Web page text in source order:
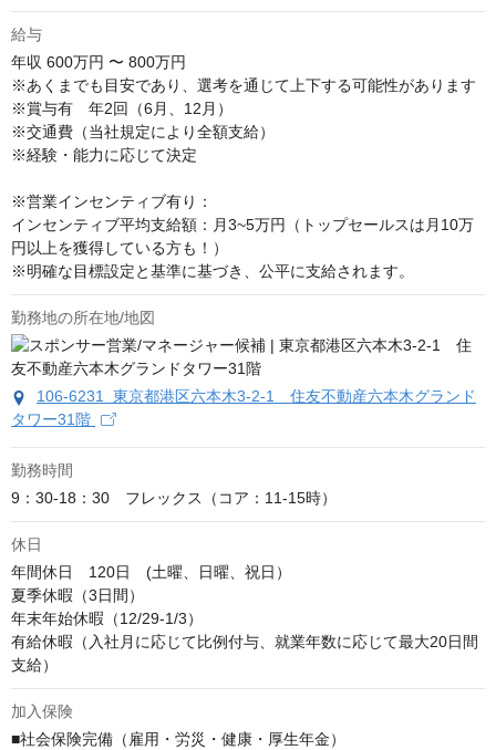
給与
年収 600万円 〜 800万円
※あくまでも目安であり、選考を通じて上下する可能性があります
※賞与有　年2回（6月、12月）
※交通費（当社規定により全額支給）
※経験・能力に応じて決定
※営業インセンティブ有り：
インセンティブ平均支給額：月3~5万円（トップセールスは月10万
円以上を獲得している方も！）
※明確な目標設定と基準に基づき、公平に支給されます。
勤務地の所在地/地図
106-6231 東京都港区六本木3-2-1 住友不動産六本木グランド
タワー31階
勤務時間
9：30-18：30　フレックス（コア：11-15時）
休日
年間休日　120日　(土曜、日曜、祝日）
夏季休暇（3日間）
年末年始休暇（12/29-1/3）
有給休暇（入社月に応じて比例付与、就業年数に応じて最大20日間
支給）
加入保険
■社会保険完備（雇用・労災・健康・厚生年金）